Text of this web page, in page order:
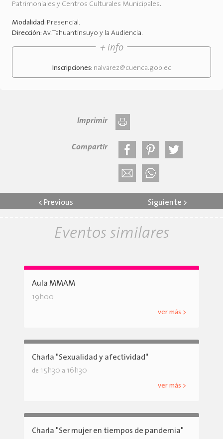
Patrimoniales y Centros Culturales Municipales.
Modalidad: Presencial.
Dirección: Av. Tahuantinsuyo y la Audiencia.
+ info
Inscripciones: nalvarez@cuenca.gob.ec
Imprimir
Compartir
< Previous Siguiente >
Eventos similares
Aula MMAM
19h00
ver más >
Charla "Sexualidad y afectividad"
de 15h30 a 16h30
ver más >
Charla "Ser mujer en tiempos de pandemia"